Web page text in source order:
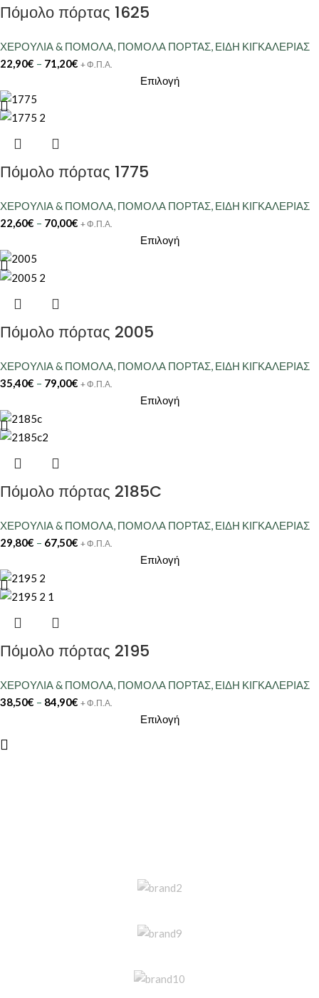
Πόμολο πόρτας 1625
ΧΕΡΟΥΛΙΑ & ΠΟΜΟΛΑ, ΠΟΜΟΛΑ ΠΟΡΤΑΣ, ΕΙΔΗ ΚΙΓΚΑΛΕΡΙΑΣ
22,90€ – 71,20€ + Φ.Π.Α.
Επιλογή
Πόμολο πόρτας 1775
ΧΕΡΟΥΛΙΑ & ΠΟΜΟΛΑ, ΠΟΜΟΛΑ ΠΟΡΤΑΣ, ΕΙΔΗ ΚΙΓΚΑΛΕΡΙΑΣ
22,60€ – 70,00€ + Φ.Π.Α.
Επιλογή
Πόμολο πόρτας 2005
ΧΕΡΟΥΛΙΑ & ΠΟΜΟΛΑ, ΠΟΜΟΛΑ ΠΟΡΤΑΣ, ΕΙΔΗ ΚΙΓΚΑΛΕΡΙΑΣ
35,40€ – 79,00€ + Φ.Π.Α.
Επιλογή
Πόμολο πόρτας 2185C
ΧΕΡΟΥΛΙΑ & ΠΟΜΟΛΑ, ΠΟΜΟΛΑ ΠΟΡΤΑΣ, ΕΙΔΗ ΚΙΓΚΑΛΕΡΙΑΣ
29,80€ – 67,50€ + Φ.Π.Α.
Επιλογή
Πόμολο πόρτας 2195
ΧΕΡΟΥΛΙΑ & ΠΟΜΟΛΑ, ΠΟΜΟΛΑ ΠΟΡΤΑΣ, ΕΙΔΗ ΚΙΓΚΑΛΕΡΙΑΣ
38,50€ – 84,90€ + Φ.Π.Α.
Επιλογή